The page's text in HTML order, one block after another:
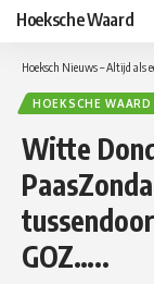
Hoeksche Waard
Hoeksch Nieuws – Altijd als
HOEKSCHE WAARD
Witte
GOZ…..